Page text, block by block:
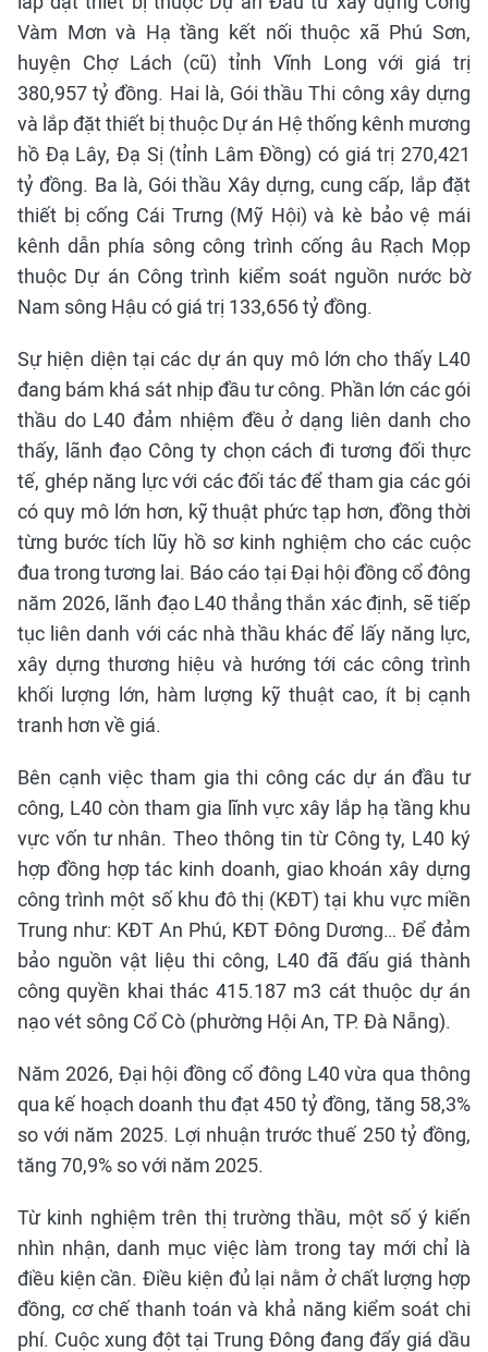
Vàm Mơn và Hạ tầng kết nối thuộc xã Phú Sơn,
huyện Chợ Lách (cũ) tỉnh Vĩnh Long với giá trị
380,957 tỷ đồng. Hai là, Gói thầu Thi công xây dựng
và lắp đặt thiết bị thuộc Dự án Hệ thống kênh mương
hồ Đạ Lây, Đạ Sị (tỉnh Lâm Đồng) có giá trị 270,421
tỷ đồng. Ba là, Gói thầu Xây dựng, cung cấp, lắp đặt
thiết bị cống Cái Trưng (Mỹ Hội) và kè bảo vệ mái
kênh dẫn phía sông công trình cống âu Rạch Mọp
thuộc Dự án Công trình kiểm soát nguồn nước bờ
Nam sông Hậu có giá trị 133,656 tỷ đồng.
Sự hiện diện tại các dự án quy mô lớn cho thấy L40
đang bám khá sát nhịp đầu tư công. Phần lớn các gói
thầu do L40 đảm nhiệm đều ở dạng liên danh cho
thấy, lãnh đạo Công ty chọn cách đi tương đối thực
tế, ghép năng lực với các đối tác để tham gia các gói
có quy mô lớn hơn, kỹ thuật phức tạp hơn, đồng thời
từng bước tích lũy hồ sơ kinh nghiệm cho các cuộc
đua trong tương lai. Báo cáo tại Đại hội đồng cổ đông
năm 2026, lãnh đạo L40 thẳng thắn xác định, sẽ tiếp
tục liên danh với các nhà thầu khác để lấy năng lực,
xây dựng thương hiệu và hướng tới các công trình
khối lượng lớn, hàm lượng kỹ thuật cao, ít bị cạnh
tranh hơn về giá.
Bên cạnh việc tham gia thi công các dự án đầu tư
công, L40 còn tham gia lĩnh vực xây lắp hạ tầng khu
vực vốn tư nhân. Theo thông tin từ Công ty, L40 ký
hợp đồng hợp tác kinh doanh, giao khoán xây dựng
công trình một số khu đô thị (KĐT) tại khu vực miền
Trung như: KĐT An Phú, KĐT Đông Dương… Để đảm
bảo nguồn vật liệu thi công, L40 đã đấu giá thành
công quyền khai thác 415.187 m3 cát thuộc dự án
nạo vét sông Cổ Cò (phường Hội An, TP. Đà Nẵng).
Năm 2026, Đại hội đồng cổ đông L40 vừa qua thông
qua kế hoạch doanh thu đạt 450 tỷ đồng, tăng 58,3%
so với năm 2025. Lợi nhuận trước thuế 250 tỷ đồng,
tăng 70,9% so với năm 2025.
Từ kinh nghiệm trên thị trường thầu, một số ý kiến
nhìn nhận, danh mục việc làm trong tay mới chỉ là
điều kiện cần. Điều kiện đủ lại nằm ở chất lượng hợp
đồng, cơ chế thanh toán và khả năng kiểm soát chi
phí. Cuộc xung đột tại Trung Đông đang đẩy giá dầu